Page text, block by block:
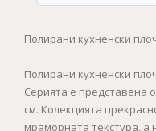
Полирани кухненски
Полирани кухненски
Серията е представена
см. Колекцията
мраморната текстура,